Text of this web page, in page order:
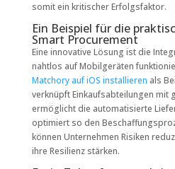
somit ein kritischer Erfolgsfaktor.
Ein Beispiel für die
Smart Procurement
Eine innovative Lösung ist die
nahtlos auf Mobilgeräten
Matchory auf iOS installieren als
verknüpft Einkaufsabteilungen mit
ermöglicht die automatisierte
optimiert so den
können Unternehmen Risiken
ihre Resilienz stärken.